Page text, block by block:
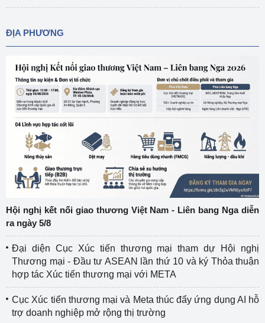
ĐỊA PHƯƠNG
Hội nghị kết nối giao thương Việt Nam - Liên bang Nga diễn
ra ngày 5/8
Đại diện Cục Xúc tiến thương mại tham dự Hội nghị
Thương mại - Đầu tư ASEAN lần thứ 10 và ký Thỏa thuận
hợp tác Xúc tiến thương mại với META
Cục Xúc tiến thương mại và Meta thúc đẩy ứng dụng AI hỗ
trợ doanh nghiệp mở rộng thị trường